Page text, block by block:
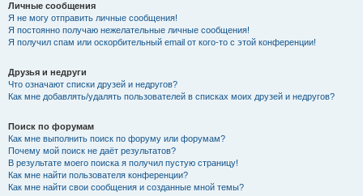
Личные сообщения
Я не могу отправить личные сообщения!
Я постоянно получаю нежелательные личные сообщения!
Я получил спам или оскорбительный email от кого-то с этой конференции!
Друзья и недруги
Что означают списки друзей и недругов?
Как мне добавлять/удалять пользователей в списках моих друзей и недругов?
Поиск по форумам
Как мне выполнить поиск по форуму или форумам?
Почему мой поиск не даёт результатов?
В результате моего поиска я получил пустую страницу!
Как мне найти пользователя конференции?
Как мне найти свои сообщения и созданные мной темы?